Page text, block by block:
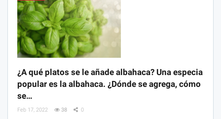
¿A qué platos se le añade albahaca? Una especia
popular es la albahaca. ¿Dónde se agrega, cómo
se…
Feb 17, 2022 38 0